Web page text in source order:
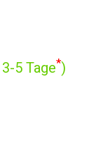
5 Tage*)